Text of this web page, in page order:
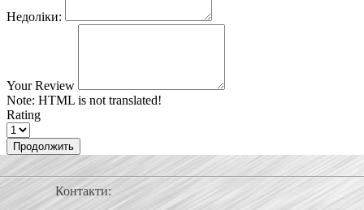
Недоліки:
Your Review
Note: HTML is not translated!
Rating
Продолжить
Контакти: